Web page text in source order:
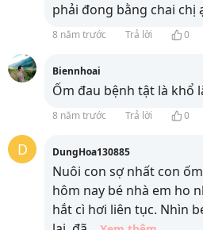
phải đong bằng chai chị
8 năm trước Trả lời 0
Biennhoai
Ốm đau bệnh tật là khổ
8 năm trước Trả lời 0
D DungHoa130885
Nuôi con sợ nhất con ốm
hôm nay bé nhà em ho
hắt cì hơi liên tục. Nhìn